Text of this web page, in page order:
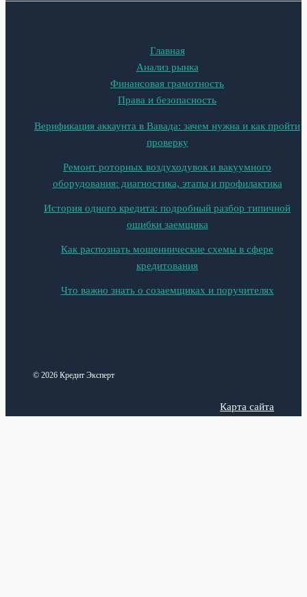
Главная
Анализ рынка
Финансовая грамотность
Права и безопасность
Верификация аккаунта в Вавада: зачем нужна и как пройти
проверку
Ремонт роторных воздуходувок и вакуумного
оборудования: диагностика, этапы и профилактика
История одного кредита: подробный разбор типичной
ошибки заемщика
Как распознать мошеннические схемы в сфере
кредитования
Что важно знать о созаемщиках и поручителях
© 2026 Кредит Эксперт
Карта сайта